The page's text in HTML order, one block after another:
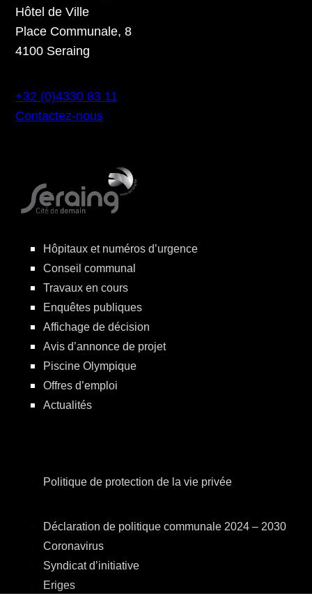
Hôtel de Ville
Place Communale, 8
4100 Seraing
+32 (0)4330 83 11
Contactez-nous
Hôpitaux et numéros d’urgence
Conseil communal
Travaux en cours
Enquêtes publiques
Affichage de décision
Avis d’annonce de projet
Piscine Olympique
Offres d’emploi
Actualités
Politique de protection de la vie privée
Déclaration de politique communale 2024 – 2030
Coronavirus
Syndicat d’initiative
Eriges